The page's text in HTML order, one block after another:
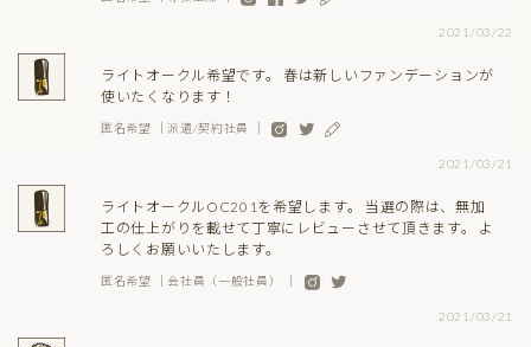
2021/03/22
ライトオークル希望です。 春は新しいファンデーションが
使いたくなります！
匿名希望 ｜派遣/契約社員 ｜
2021/03/21
ライトオークルOC201を希望します。 当選の際は、無加
工の仕上がりを載せて丁寧にレビューさせて頂きます。 よ
ろしくお願いいたします。
匿名希望 ｜会社員（一般社員） ｜
2021/03/21